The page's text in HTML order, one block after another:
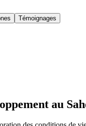
Témoignages
au